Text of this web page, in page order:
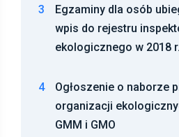
3
Egzaminy dla osób
wpis do rejestru
ekologicznego w 2018 r.
4
Ogłoszenie o naborze
organizacji
GMM i GMO